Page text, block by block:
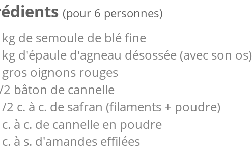
(pour 6 personnes)
kg de semoule de blé fine
d'épaule d'agneau désossée (avec son os)
oignons rouges
2 bâton de cannelle
/2 c. à c. de safran (filaments + poudre)
c. à c. de cannelle en poudre
à s. d'amandes effilées